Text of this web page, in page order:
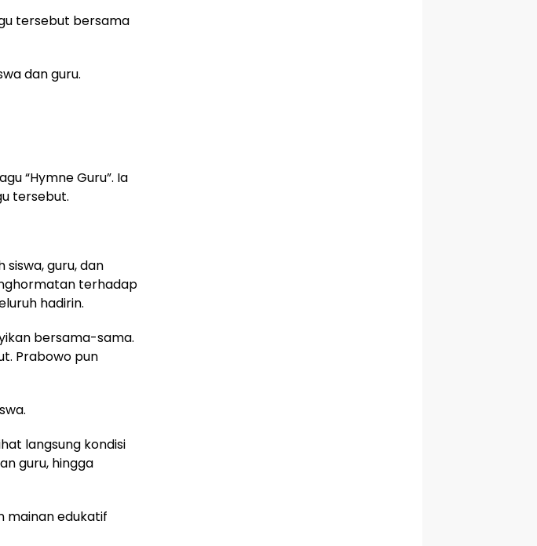
tersebut bersama
dan guru.
“Hymne Guru”. Ia
tersebut.
guru, dan
terhadap
hadirin.
bersama-sama.
Prabowo pun
langsung kondisi
guru, hingga
mainan edukatif